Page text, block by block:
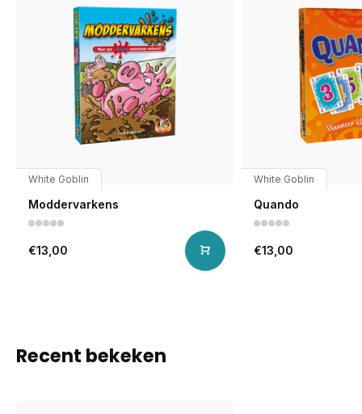
White Goblin
Moddervarkens
€13,00
White Goblin
Quando
€13,00
Recent bekeken